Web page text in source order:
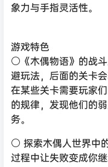
象力与手指灵活性。
游戏特色
⚪《木偶物语》的战
避玩法，后面的关卡
在某些关卡需要玩家
的规律，发现他们的
务。
⚪ 探索木偶人世界中
过程中让失败变成你